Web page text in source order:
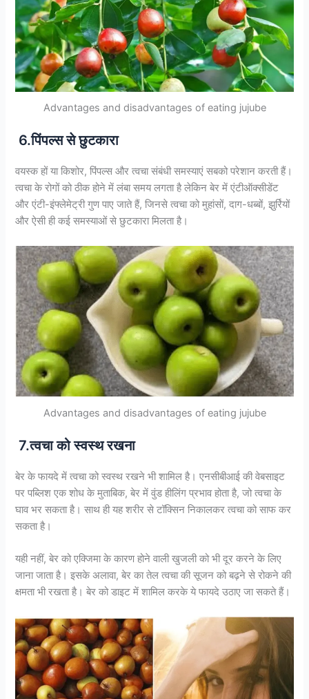
Advantages and disadvantages of eating jujube
6.पिंपल्स से छुटकारा
वयस्क हों या किशोर, पिंपल्स और त्वचा संबंधी समस्याएं सबको परेशान करती हैं।
त्वचा के रोगों को ठीक होने में लंबा समय लगता है लेकिन बेर में एंटीऑक्‍सीडेंट
और एंटी-इंफ्लेमेट्री गुण पाए जाते हैं, जिनसे त्वचा को मुहांसों, दाग-धब्बों, झुर्रियों
और ऐसी ही कई समस्याओं से छुटकारा मिलता है।
Advantages and disadvantages of eating jujube
7.त्वचा को स्वस्थ रखना
बेर के फायदे में त्वचा को स्वस्थ रखने भी शामिल है। एनसीबीआई की वेबसाइट
पर पब्लिश एक शोध के मुताबिक, बेर में वुंड हीलिंग प्रभाव होता है, जो त्वचा के
घाव भर सकता है। साथ ही यह शरीर से टॉक्सिन निकालकर त्वचा को साफ कर
सकता है।
यही नहीं, बेर को एक्जिमा के कारण होने वाली खुजली को भी दूर करने के लिए
जाना जाता है। इसके अलावा, बेर का तेल त्वचा की सूजन को बढ़ने से रोकने की
क्षमता भी रखता है। बेर को डाइट में शामिल करके ये फायदे उठाए जा सकते हैं।